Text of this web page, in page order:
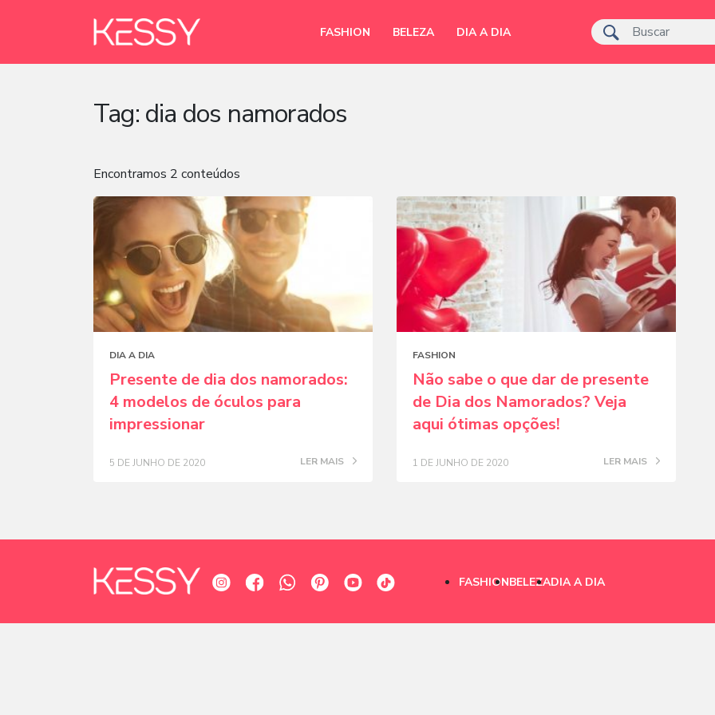
FASHION BELEZA DIA A DIA
Tag: dia dos namorados
Encontramos 2 conteúdos
DIA A DIA
Presente de dia dos namorados:
4 modelos de óculos para
impressionar
5 DE JUNHO DE 2020 LER MAIS
FASHION
Não sabe o que dar de presente
de Dia dos Namorados? Veja
aqui ótimas opções!
1 DE JUNHO DE 2020 LER MAIS
FASHIONBELEZADIA A DIA